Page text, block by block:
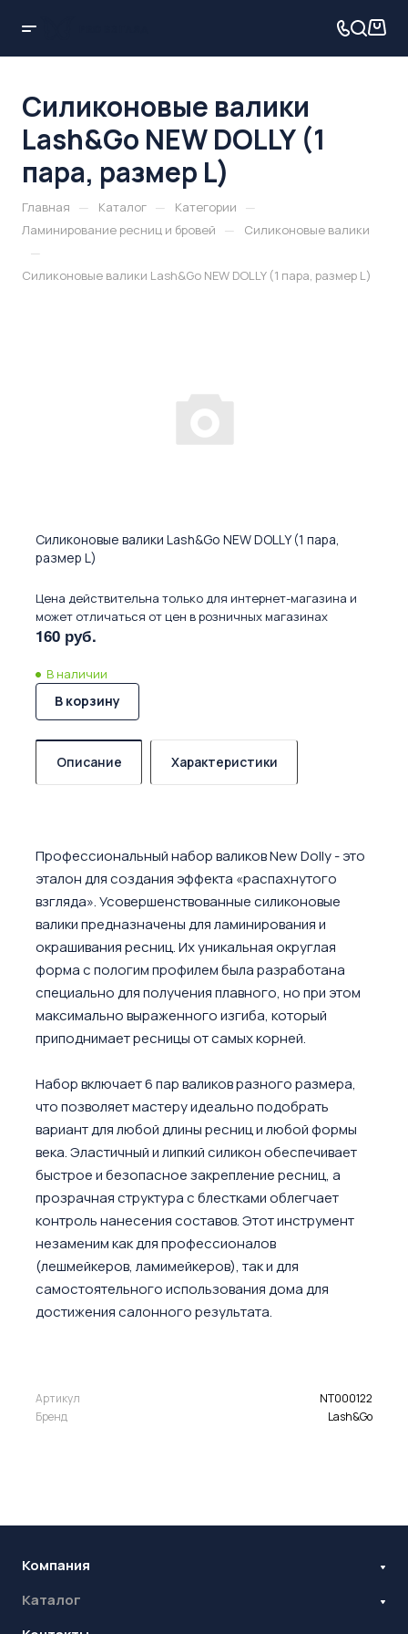
Силиконовые валики
Lash&Go NEW DOLLY (1
пара, размер L)
Главная — Каталог — Категории —
Ламинирование ресниц и бровей — Силиконовые валики
—
Силиконовые валики Lash&Go NEW DOLLY (1 пара, размер L)
Силиконовые валики Lash&Go NEW DOLLY (1 пара,
размер L)
Цена действительна только для интернет-магазина и
может отличаться от цен в розничных магазинах
160 руб.
В наличии
В корзину
Описание Характеристики
Профессиональный набор валиков New Dolly - это
эталон для создания эффекта «распахнутого
взгляда». Усовершенствованные силиконовые
валики предназначены для ламинирования и
окрашивания ресниц. Их уникальная округлая
форма с пологим профилем была разработана
специально для получения плавного, но при этом
максимально выраженного изгиба, который
приподнимает ресницы от самых корней.
Набор включает 6 пар валиков разного размера,
что позволяет мастеру идеально подобрать
вариант для любой длины ресниц и любой формы
века. Эластичный и липкий силикон обеспечивает
быстрое и безопасное закрепление ресниц, а
прозрачная структура с блестками облегчает
контроль нанесения составов. Этот инструмент
незаменим как для профессионалов
(лешмейкеров, ламимейкеров), так и для
самостоятельного использования дома для
достижения салонного результата.
Артикул
NT000122
Бренд
Lash&Go
Компания
Бренды
Блог
Каталог